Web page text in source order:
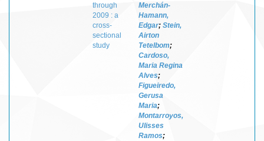
through
2009 : a
cross-
sectional
study
Merchán-
Hamann,
Edgar; Stein,
Airton
Tetelbom;
Cardoso,
Maria Regina
Alves;
Figueiredo,
Gerusa
Maria;
Montarroyos,
Ulisses
Ramos;